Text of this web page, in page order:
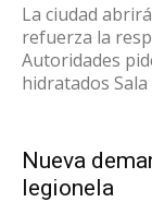
La ciudad
refuerza la
Autoridades
hidratados Sala
Nueva
legionela